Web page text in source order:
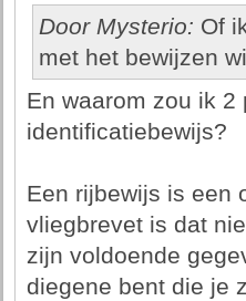
Door Mysterio: Of
met het bewijzen
En waarom zou ik
identificatiebewijs?
Een rijbewijs is een
vliegbrevet is dat
zijn voldoende
diegene bent die je